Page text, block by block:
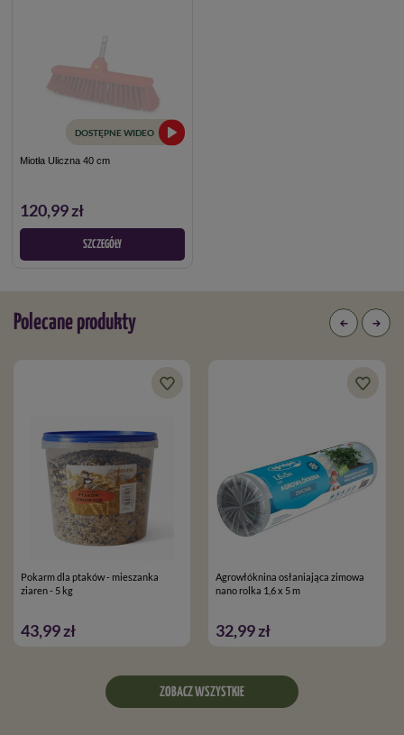
DOSTĘPNE WIDEO
Miotła Uliczna 40 cm
120,99 zł
SZCZEGÓŁY
Polecane produkty
Pokarm dla ptaków - mieszanka
ziaren - 5 kg
43,99 zł
Agrowłóknina osłaniająca zimowa
nano rolka 1,6 x 5 m
32,99 zł
ZOBACZ WSZYSTKIE